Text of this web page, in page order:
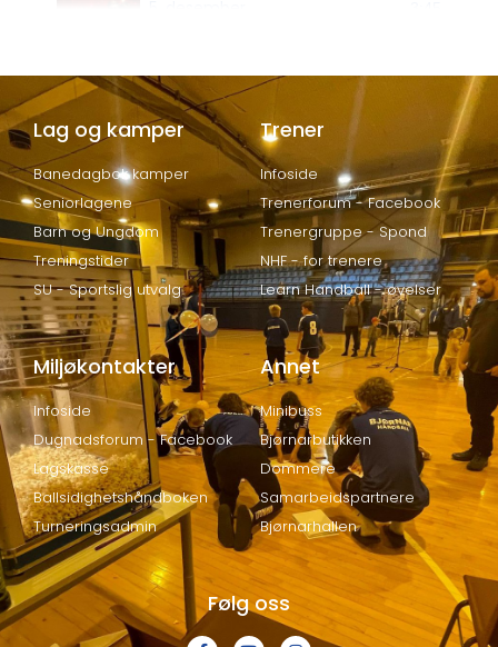
7. desember
8. desember 2:20
9. desember 0:28
10. desember 3:08
11. desember 2:12
12. desember 1:46
13. desember 1:04
14. desember 0:00
15. desember 2:06
Lag og kamper
Banedagbok kamper
Seniorlagene
Barn og Ungdom
Treningstider
SU - Sportslig utvalg
Trener
Infoside
Trenerforum - Facebook
Trenergruppe - Spond
NHF - for trenere
Learn Handball - øvelser
Miljøkontakter
Infoside
Dugnadsforum - Facebook
Lagskasse
Ballsidighetshåndboken
Turneringsadmin
Annet
Minibuss
Bjørnarbutikken
Dommere
Samarbeidspartnere
Bjørnarhallen
Følg oss